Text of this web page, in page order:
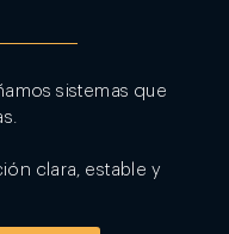
sistemas que
clara, estable y